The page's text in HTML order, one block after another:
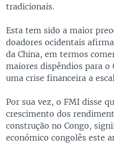
tradicionais.
Esta tem sido a maior
doadores ocidentais
da China, em termos
maiores dispêndios para o
uma crise financeira a
Por sua vez, o FMI disse
crescimento dos
construção no Congo,
económico congolês este